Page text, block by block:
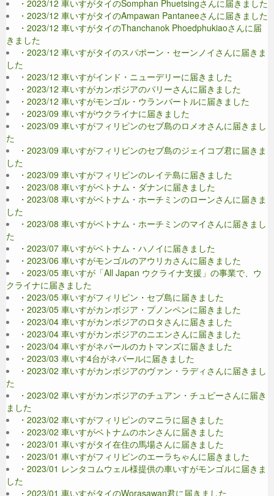
・2023/12 車いすがタイのSomphan Phuetsingさんに届きました
・2023/12 車いすがタイのAmpawan Pantaneeさんに届きました
・2023/12 車いすがタイのThanchanok Phoedphukiaoさんに届
きました
・2023/12 車いすがタイのスパポーン・セーンノイさんに届きま
した
・2023/12 車いすがインド・ニューデリーに届きました
・2023/12 車いすがカンボジアのパリーさんに届きました
・2023/12 車いすがモンゴル・ウランバートルに届きました
・2023/09 車いすがウクライナに届きました
・2023/09 車いすがフィリピンのセブ島のロメオさんに届きまし
た
・2023/09 車いすがフィリピンのセブ島のジェイコブ君に届きま
した
・2023/09 車いすがフィリピンのレイテ島に届きました
・2023/08 車いすがベトナム・ダナンに届きました
・2023/08 車いすがベトナム・ホーチミンのローンさんに届きま
した
・2023/08 車いすがベトナム・ホーチミンのマイさんに届きまし
た
・2023/07 車いすがベトナム・ハノイに届きました
・2023/06 車いすがモンゴルのアウリカさんに届きました
・2023/05 車いすが「All Japan ウクライナ支援」の事業で、ウ
クライナに届きました
・2023/05 車いすがフィリピン・セブ島に届きました
・2023/05 車いすがカンボジア・プノンペンに届きました
・2023/04 車いすがカンボジアのロタさんに届きました
・2023/04 車いすがカンボジアのニエンさんに届きました
・2023/04 車いすがネパールのカトマンズに届きました
・2023/03 車いす4台がネパールに届きました
・2023/02 車いすがカンボジアのヴァン・ラディさんに届きまし
た
・2023/02 車いすがカンボジアのチュアン・チュピーさんに届き
ました
・2023/02 車いすがフィリピンのマニラに届きました
・2023/02 車いすがベトナムのホンさんに届きました
・2023/01 車いすがタイ在住の馬場さんに届きました
・2023/01 車いすがフィリピンのエーラちゃんに届きました
・2023/01 レンタコムウェル様提供の車いすがモンゴルに届きま
した
・2023/01 車いすがタイのWorasawan君に届きました